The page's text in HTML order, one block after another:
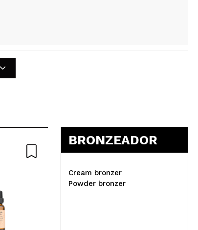
BRONZEADOR
Cream bronzer
Powder bronzer